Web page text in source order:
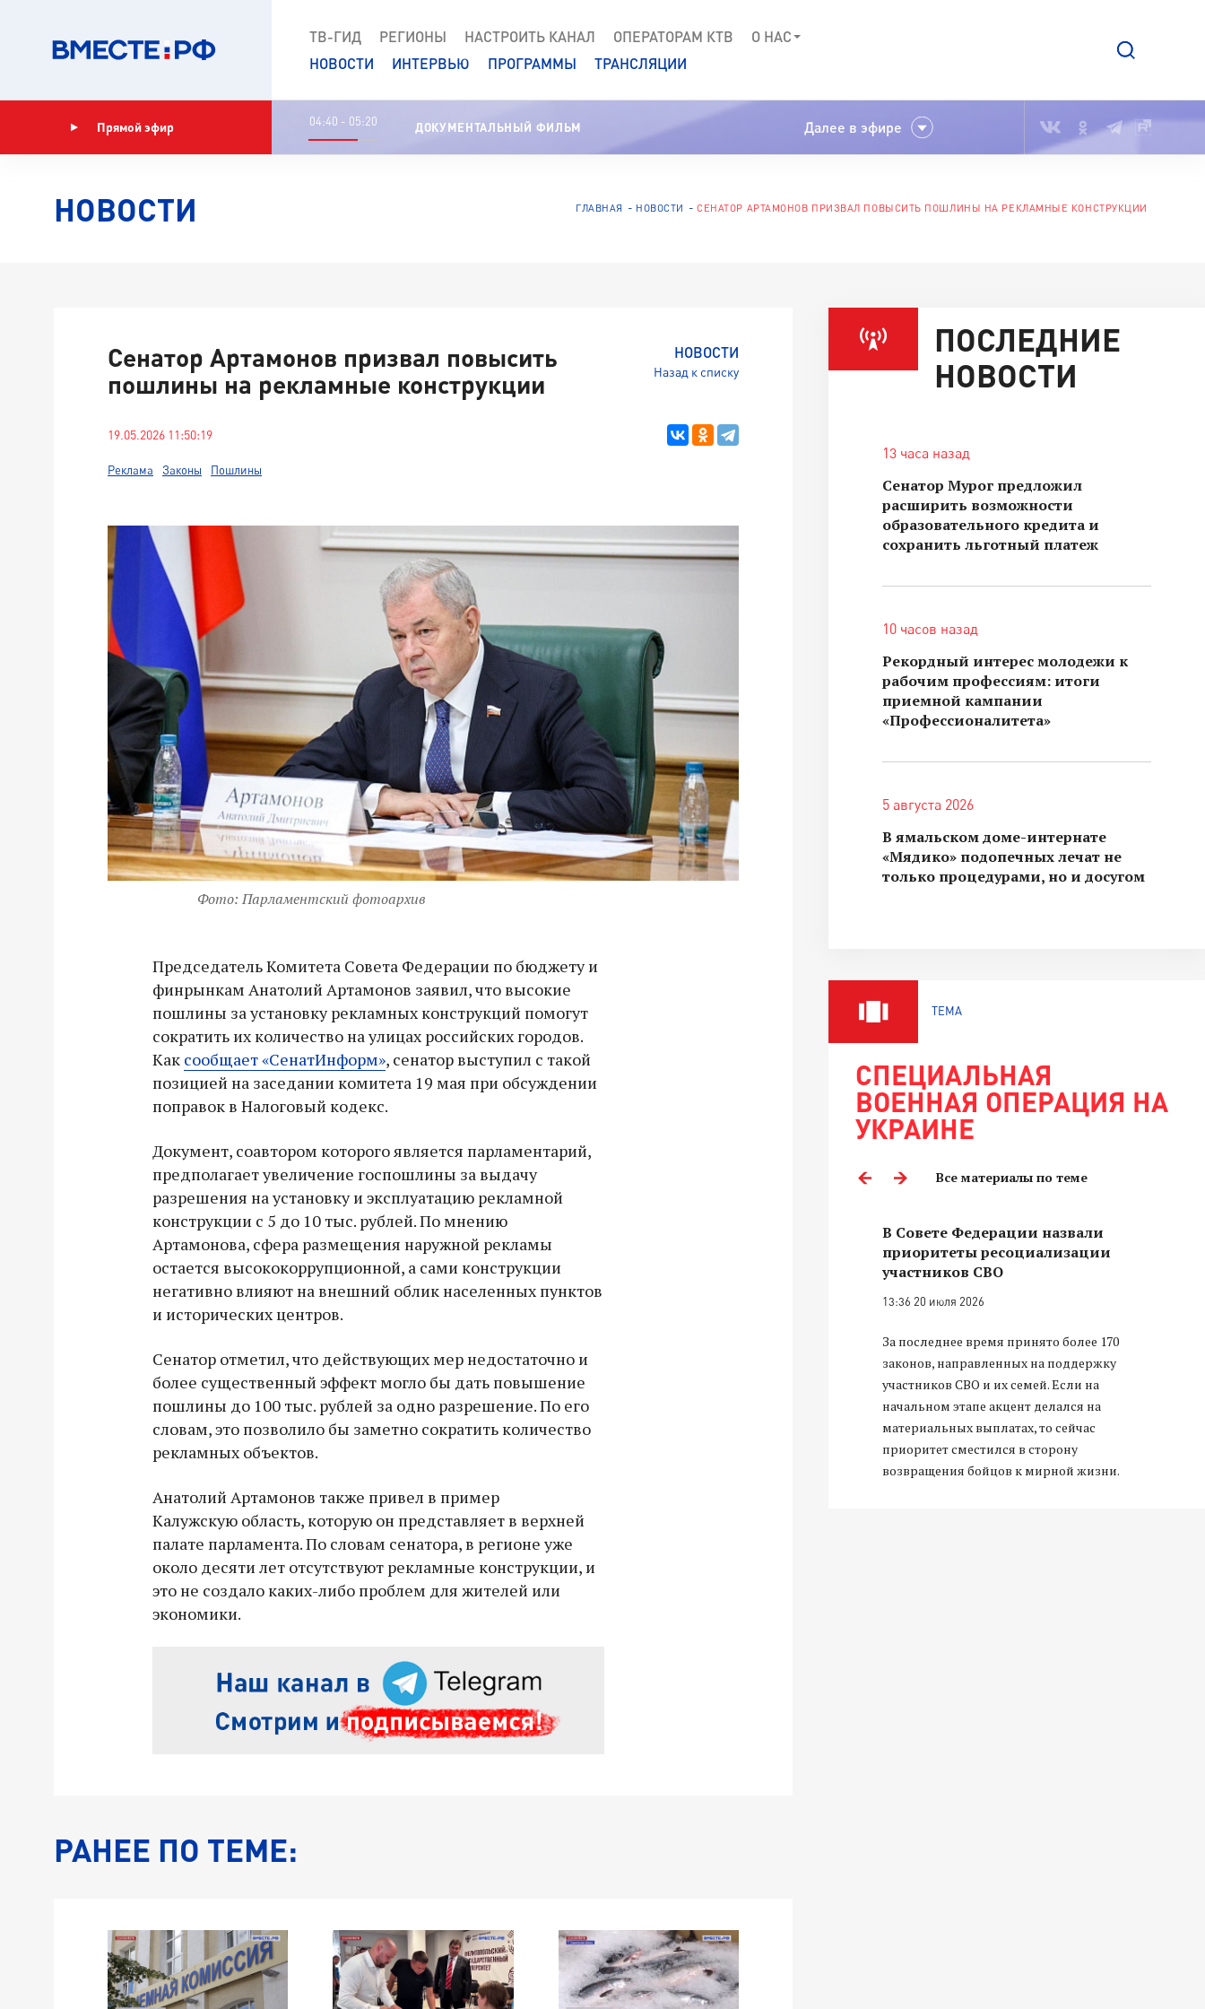
ТВ-ГИД РЕГИОНЫ НАСТРОИТЬ КАНАЛ ОПЕРАТОРАМ КТВ
О НАС
НОВОСТИ
ИНТЕРВЬЮ ПРОГРАММЫ ТРАНСЛЯЦИИ
Прямой эфир 04:40 - 05:20 ДОКУМЕНТАЛЬНЫЙ ФИЛЬМ Далее в эфире
НОВОСТИ ГЛАВНАЯ НОВОСТИ СЕНАТОР АРТАМОНОВ ПРИЗВАЛ ПОВЫСИТЬ ПОШЛИНЫ НА РЕКЛАМНЫЕ КОНСТРУКЦИИ
НОВОСТИ
Назад к списку
Сенатор Артамонов призвал повысить
пошлины на рекламные конструкции
19.05.2026 11:50:19
Реклама Законы Пошлины
Фото: Парламентский фотоархив
Председатель Комитета Совета Федерации по бюджету и
финрынкам Анатолий Артамонов заявил, что высокие
пошлины за установку рекламных конструкций помогут
сократить их количество на улицах российских городов.
Как сообщает «СенатИнформ», сенатор выступил с такой
позицией на заседании комитета 19 мая при обсуждении
поправок в Налоговый кодекс.
Документ, соавтором которого является парламентарий,
предполагает увеличение госпошлины за выдачу
разрешения на установку и эксплуатацию рекламной
конструкции с 5 до 10 тыс. рублей. По мнению
Артамонова, сфера размещения наружной рекламы
остается высококоррупционной, а сами конструкции
негативно влияют на внешний облик населенных пунктов
и исторических центров.
Сенатор отметил, что действующих мер недостаточно и
более существенный эффект могло бы дать повышение
пошлины до 100 тыс. рублей за одно разрешение. По его
словам, это позволило бы заметно сократить количество
рекламных объектов.
Анатолий Артамонов также привел в пример
Калужскую область, которую он представляет в верхней
палате парламента. По словам сенатора, в регионе уже
около десяти лет отсутствуют рекламные конструкции, и
это не создало каких-либо проблем для жителей или
экономики.
РАНЕЕ ПО ТЕМЕ:
ПОСЛЕДНИЕ
НОВОСТИ
13 часа назад
Сенатор Мурог предложил
расширить возможности
образовательного кредита и
сохранить льготный платеж
10 часов назад
Рекордный интерес молодежи к
рабочим профессиям: итоги
приемной кампании
«Профессионалитета»
5 августа 2026
В ямальском доме-интернате
«Мядико» подопечных лечат не
только процедурами, но и досугом
ТЕМА
СПЕЦИАЛЬНАЯ
ВОЕННАЯ ОПЕРАЦИЯ НА
УКРАИНЕ
Все материалы по теме
Владимир Якушев передал бойцам
СВО дроны и технику связи
18:30 10 сентября 2025
спецоперации.
В Совете Федерации назвали
приоритеты ресоциализации
участников СВО
13:36 20 июля 2026
За последнее время принято более 170
законов, направленных на поддержку
участников СВО и их семей. Если на
начальном этапе акцент делался на
материальных выплатах, то сейчас
приоритет сместился в сторону
возвращения бойцов к мирной жизни.